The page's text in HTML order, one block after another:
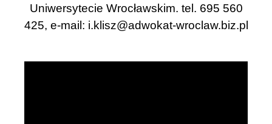
Uniwersytecie Wrocławskim. tel. 695 560
425, e-mail: i.klisz@adwokat-wroclaw.biz.pl